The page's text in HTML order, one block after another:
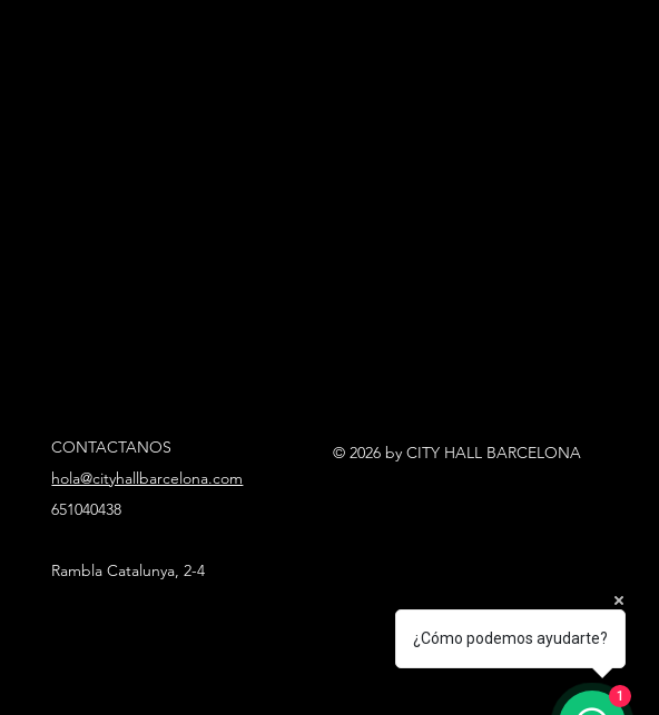
CONTACTANOS
hola@cityhallbarcelona.com
651040438
Rambla Catalunya, 2-4
© 2026 by CITY HALL BARCELONA
¿Cómo podemos ayudarte?
1